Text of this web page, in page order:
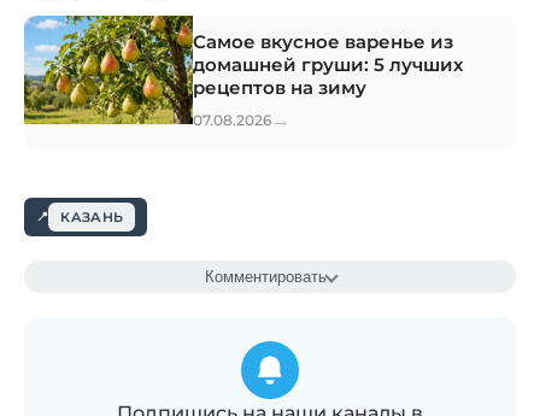
Самое вкусное варенье из
домашней груши: 5 лучших
рецептов на зиму
07.08.2026 →
КАЗАНЬ
Комментировать